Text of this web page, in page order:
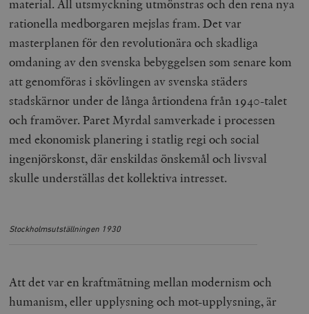
material. All utsmyckning utmönstras och den rena nya
rationella medborgaren mejslas fram. Det var
masterplanen för den revolutionära och skadliga
omdaning av den svenska bebyggelsen som senare kom
att genomföras i skövlingen av svenska städers
stadskärnor under de långa årtiondena från 1940-talet
och framöver. Paret Myrdal samverkade i processen
med ekonomisk planering i statlig regi och social
ingenjörskonst, där enskildas önskemål och livsval
skulle underställas det kollektiva intresset.
Stockholmsutställningen 1930
Att det var en kraftmätning mellan modernism och
humanism, eller upplysning och mot-upplysning, är